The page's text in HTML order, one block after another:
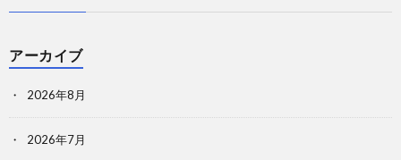
アーカイブ
2026年8月
2026年7月